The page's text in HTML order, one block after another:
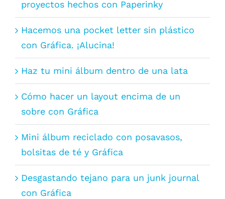
proyectos hechos con Paperinky
Hacemos una pocket letter sin plástico
con Gráfica. ¡Alucina!
Haz tu mini álbum dentro de una lata
Cómo hacer un layout encima de un
sobre con Gráfica
Mini álbum reciclado con posavasos,
bolsitas de té y Gráfica
Desgastando tejano para un junk journal
con Gráfica